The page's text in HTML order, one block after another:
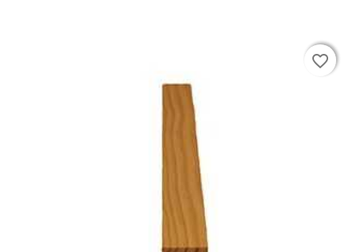
favorite_border
favorite_border